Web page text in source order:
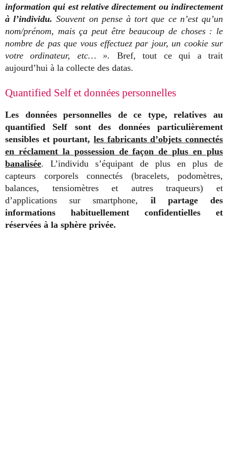
information qui est relative directement ou indirectement
à l’individu. Souvent on pense à tort que ce n’est qu’un
nom/prénom, mais ça peut être beaucoup de choses : le
nombre de pas que vous effectuez par jour, un cookie sur
votre ordinateur, etc… ». Bref, tout ce qui a trait
aujourd’hui à la collecte des datas.
Quantified Self et données personnelles
Les données personnelles de ce type, relatives au
quantified Self sont des données particulièrement
sensibles et pourtant, les fabricants d’objets connectés
en réclament la possession de façon de plus en plus
banalisée. L’individu s’équipant de plus en plus de
capteurs corporels connectés (bracelets, podomètres,
balances, tensiomètres et autres traqueurs) et
d’applications sur smartphone, il
partage des
informations habituellement confidentielles et
réservées à la sphère privée.